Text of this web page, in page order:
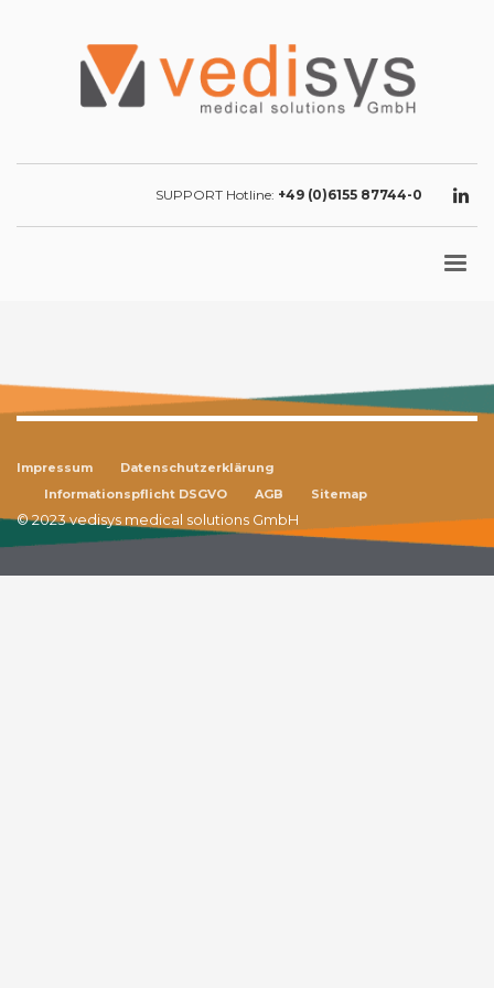
SUPPORT Hotline: +49 (0)6155 87744-0
Impressum
Datenschutzerklärung
Informationspflicht DSGVO
AGB Sitemap
© 2023 vedisys medical solutions GmbH